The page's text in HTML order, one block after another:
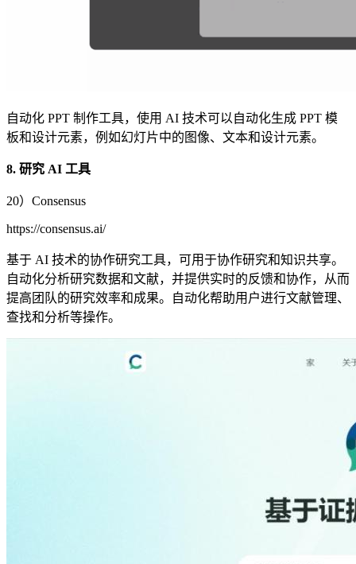
自动化 PPT 制作工具，使用 AI 技术可以自动化生成 PPT 模
板和设计元素，例如幻灯片中的图像、文本和设计元素。
8. 研究 AI 工具
20）Consensus
https://consensus.ai/
基于 AI 技术的协作研究工具，可用于协作研究和知识共享。
自动化分析研究数据和文献，并提供实时的反馈和协作，从而
提高团队的研究效率和成果。自动化帮助用户进行文献管理、
查找和分析等操作。